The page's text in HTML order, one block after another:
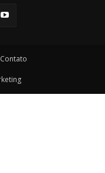
Contato